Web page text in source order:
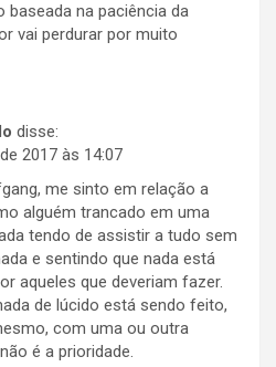
baseada na paciência da
vai perdurar por muito
disse:
2017 às 14:07
me sinto em relação a
alguém trancado em uma
tendo de assistir a tudo sem
e sentindo que nada está
aqueles que deveriam fazer.
de lúcido está sendo feito,
com uma ou outra
é a prioridade.